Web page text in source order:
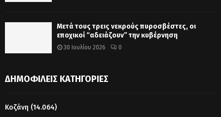
Μετά τους τρεις νεκρούς πυροσβέστες, οι
εποχικοί “αδειάζουν” την κυβέρνηση
30 Ιουλίου 2026 0
ΔΗΜΟΦΙΛΕΊΣ ΚΑΤΗΓΟΡΊΕΣ
Κοζάνη (14.064)